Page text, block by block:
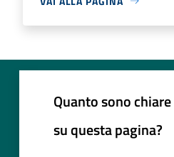
Quanto sono
su questa pagina?